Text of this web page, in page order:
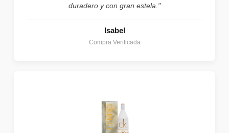
duradero y con gran estela."
Isabel
Compra Verificada